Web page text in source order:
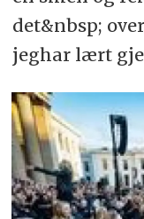
det&nbsp;
jeghar lært